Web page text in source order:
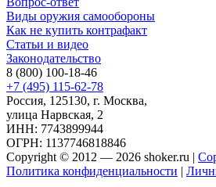
Виды оружия самообороны
Как не купить контрафакт
Статьи и видео
Законодательство
8 (800) 100-18-46
+7 (495) 115-62-78
Россия, 125130, г. Москва,
улица Нарвская, 2
ИНН: 7743899944
ОГРН: 1137746818846
Copyright © 2012 — 2026 shoker.ru |
Политика конфиденциальности |